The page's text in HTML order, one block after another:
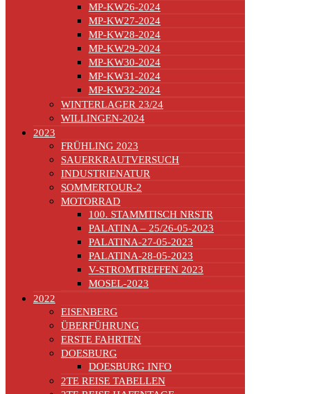
MP-KW26-2024
MP-KW27-2024
MP-KW28-2024
MP-KW29-2024
MP-KW30-2024
MP-KW31-2024
MP-KW32-2024
WINTERLAGER 23/24
WILLINGEN-2024
2023
FRÜHLING 2023
SAUERKRAUTVERSUCH
INDUSTRIENATUR
SOMMERTOUR-2
MOTORRAD
100. STAMMTISCH NRSTR
PALATINA – 25/26-05-2023
PALATINA-27-05-2023
PALATINA-28-05-2023
V-STROMTREFFEN 2023
MOSEL-2023
2022
EISENBERG
ÜBERFÜHRUNG
ERSTE FAHRTEN
DOESBURG
DOESBURG INFO
2TE REISE TABELLEN